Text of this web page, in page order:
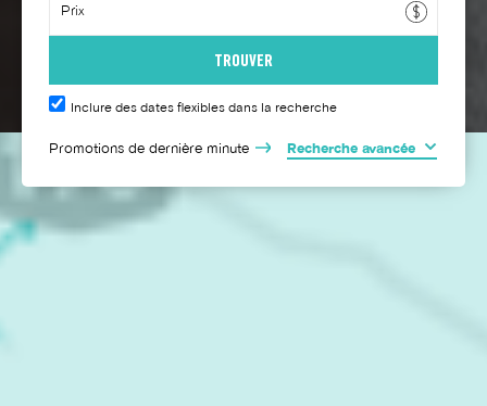
Inclure des dates flexibles dans la recherche
Promotions de dernière minute Recherche avancée